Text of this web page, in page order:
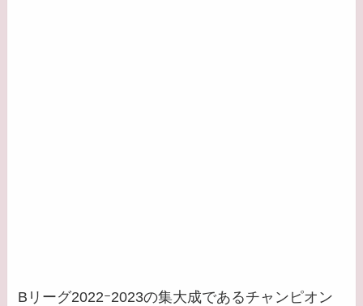
Bリーグ2022ｰ2023の集大成であるチャンピオン